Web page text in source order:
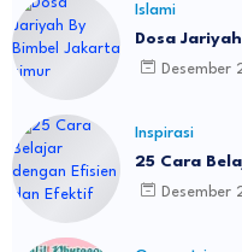
Islami
Dosa
Desember
Inspirasi
25 Cara
Desember